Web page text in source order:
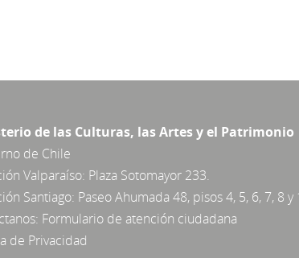
de las Culturas, las Artes y el Patrimonio
de Chile
Valparaíso: Plaza Sotomayor 233.
Santiago: Paseo Ahumada 48, pisos 4, 5, 6, 7, 8 y
Formulario de atención ciudadana
de Privacidad